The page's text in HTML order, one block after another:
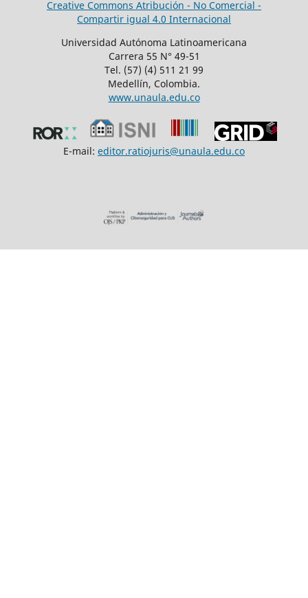
Creative Commons Atribución - No Comercial -
Compartir igual 4.0 Internacional
Universidad Autónoma Latinoamericana
Carrera 55 N° 49-51
Tel. (57) (4) 511 21 99
Medellín, Colombia.
www.unaula.edu.co
E-mail: editor.ratiojuris@unaula.edu.co